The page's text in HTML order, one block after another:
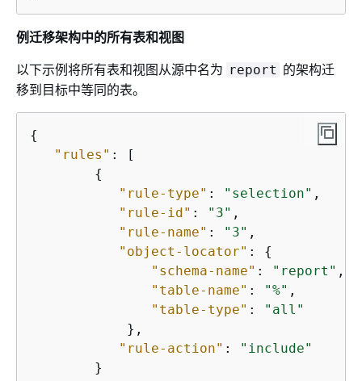
例迁移架构中的所有表和视图
以下示例将所有表和视图从源中名为 report 的架构迁
移到目标中等同的表。
{
"rules" : [
{
"rule-type" : "selection" ,
"rule-id" : "3" ,
"rule-name" : "3" ,
"object-locator" : {
"schema-name" : "report" ,
"table-name" : "%" ,
"table-type" :
"all"
            },
"rule-action" :
"include"
        }